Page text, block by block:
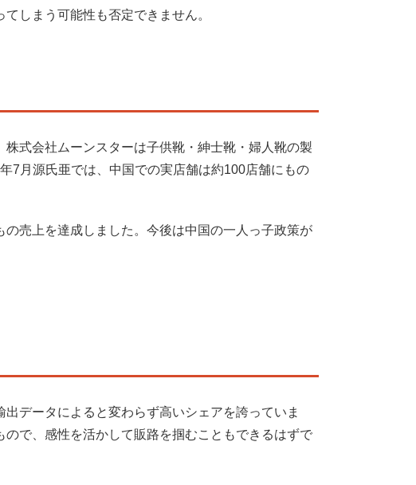
しまう可能性も否定できません。
式会社ムーンスターは子供靴・紳士靴・婦人靴の製
7月源氏亜では、中国での実店舗は約100店舗にもの
売上を達成しました。今後は中国の一人っ子政策が
データによると変わらず高いシェアを誇っていま
で、感性を活かして販路を掴むこともできるはずで